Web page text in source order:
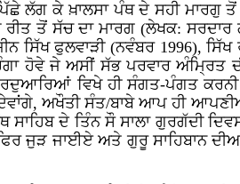
ਲੱਗ ਕੇ ਖ਼ਾਲਸਾ ਪੰਥ ਦੇ ਸਹੀ
ਰੀਤ ਤੋਂ ਸੱਚ ਦਾ ਮਾਰਗ (ਲੇਖਕ:
ਸਿੱਖ ਫੁਲਵਾੜੀ (ਨਵੰਬਰ 1996),
ਹੋਵੇ ਜੇ ਅਸੀਂ ਸੱਭ ਪਰਵਾਰ ਅੰਮ੍ਰਿਤ
ਵਿਖੇ ਹੀ ਸੰਗਤ-ਪੰਗਤ ਕਰਨੀ
ਅਖੌਤੀ ਸੰਤ/ਬਾਬੇ ਆਪ ਹੀ
ਦੇ ਤਿੰਨ ਸੌ ਸਾਲਾ ਗੁਰਗੱਦੀ
ਜੁੜ ਜਾਈਏ ਅਤੇ ਗੁਰੂ ਸਾਹਿਬਾਨ